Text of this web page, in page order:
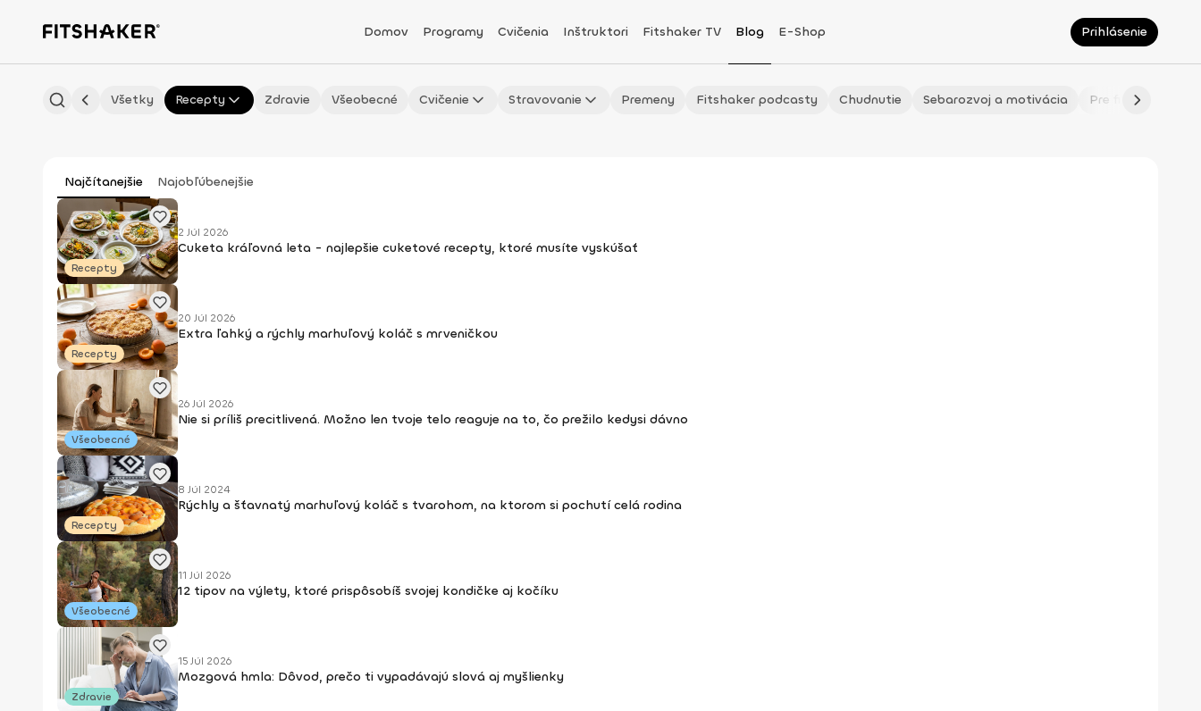
Domov Programy Cvičenia Inštruktori Fitshaker TV Blog E-Shop Prihlásenie
Všetky Recepty Zdravie Všeobecné Cvičenie Stravovanie Premeny Fitshaker podcasty Chudnutie Sebarozvoj a motivácia Pre fitmaminky
Najčítanejšie Najobľúbenejšie
Recepty
2 Júl 2026
Cuketa kráľovná leta - najlepšie cuketové recepty, ktoré musíte vyskúšať
Recepty
20 Júl 2026
Extra ľahký a rýchly marhuľový koláč s mrveničkou
Všeobecné
26 Júl 2026
Nie si príliš precitlivená. Možno len tvoje telo reaguje na to, čo prežilo kedysi dávno
Recepty
8 Júl 2024
Rýchly a šťavnatý marhuľový koláč s tvarohom, na ktorom si pochutí celá rodina
Všeobecné
11 Júl 2026
12 tipov na výlety, ktoré prispôsobíš svojej kondičke aj kočíku
Zdravie
15 Júl 2026
Mozgová hmla: Dôvod, prečo ti vypadávajú slová aj myšlienky